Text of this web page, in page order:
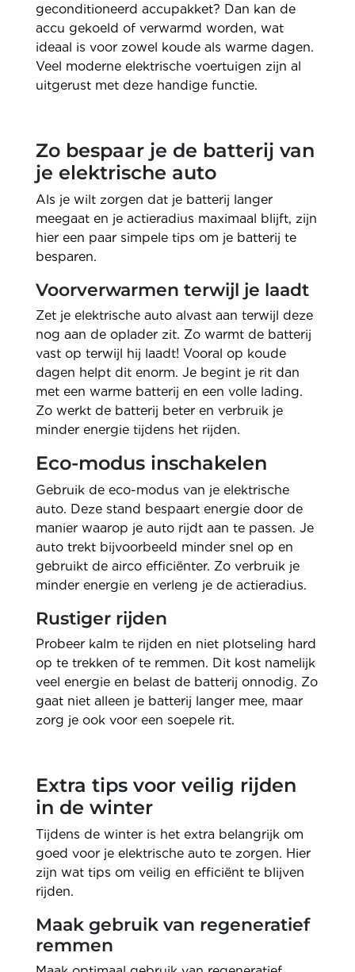
geconditioneerd accupakket? Dan kan de
accu gekoeld of verwarmd worden, wat
ideaal is voor zowel koude als warme dagen.
Veel moderne elektrische voertuigen zijn al
uitgerust met deze handige functie.
Zo bespaar je de batterij van
je elektrische auto
Als je wilt zorgen dat je batterij langer
meegaat en je actieradius maximaal blijft, zijn
hier een paar simpele tips om je batterij te
besparen.
Voorverwarmen terwijl je laadt
Zet je elektrische auto alvast aan terwijl deze
nog aan de oplader zit. Zo warmt de batterij
vast op terwijl hij laadt! Vooral op koude
dagen helpt dit enorm. Je begint je rit dan
met een warme batterij en een volle lading.
Zo werkt de batterij beter en verbruik je
minder energie tijdens het rijden.
Eco-modus inschakelen
Gebruik de eco-modus van je elektrische
auto. Deze stand bespaart energie door de
manier waarop je auto rijdt aan te passen. Je
auto trekt bijvoorbeeld minder snel op en
gebruikt de airco efficiënter. Zo verbruik je
minder energie en verleng je de actieradius.
Rustiger rijden
Probeer kalm te rijden en niet plotseling hard
op te trekken of te remmen. Dit kost namelijk
veel energie en belast de batterij onnodig. Zo
gaat niet alleen je batterij langer mee, maar
zorg je ook voor een soepele rit.
Extra tips voor veilig rijden
in de winter
Tijdens de winter is het extra belangrijk om
goed voor je elektrische auto te zorgen. Hier
zijn wat tips om veilig en efficiënt te blijven
rijden.
Maak gebruik van regeneratief
remmen